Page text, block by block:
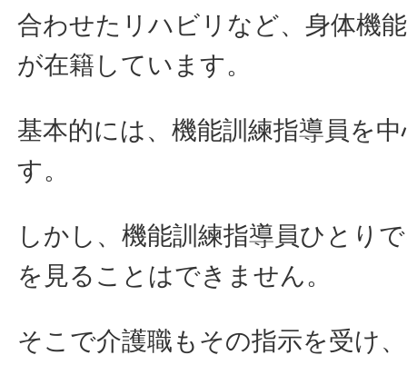
合わせたリハビリなど、身体機
が在籍しています。
基本的には、機能訓練指導員を
す。
しかし、機能訓練指導員ひとり
を見ることはできません。
そこで介護職もその指示を受け